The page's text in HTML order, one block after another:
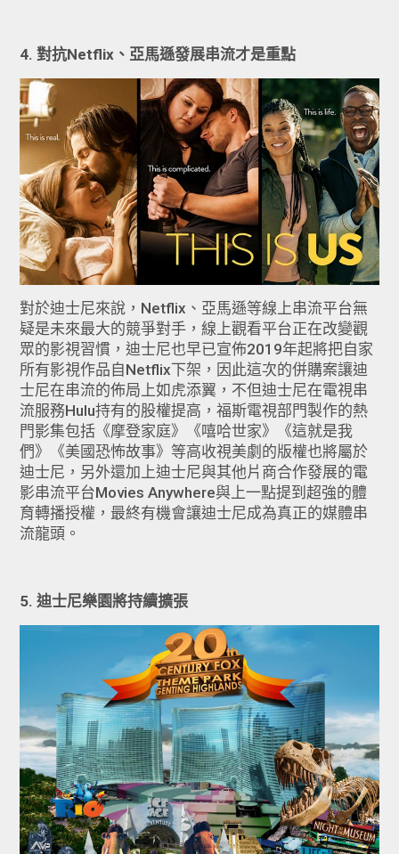
4. 對抗Netflix、亞馬遜發展串流才是重點
對於迪士尼來說，Netflix、亞馬遜等線上串流平台無
疑是未來最大的競爭對手，線上觀看平台正在改變觀
眾的影視習慣，迪士尼也早已宣佈2019年起將把自家
所有影視作品自Netflix下架，因此這次的併購案讓迪
士尼在串流的佈局上如虎添翼，不但迪士尼在電視串
流服務Hulu持有的股權提高，福斯電視部門製作的熱
門影集包括《摩登家庭》《嘻哈世家》《這就是我
們》《美國恐怖故事》等高收視美劇的版權也將屬於
迪士尼，另外還加上迪士尼與其他片商合作發展的電
影串流平台Movies Anywhere與上一點提到超強的體
育轉播授權，最終有機會讓迪士尼成為真正的媒體串
流龍頭。
5. 迪士尼樂園將持續擴張